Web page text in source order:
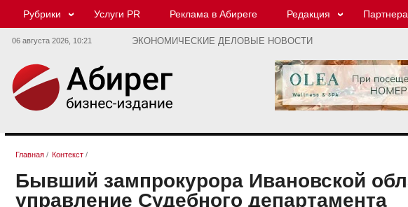
Рубрики Услуги PR Реклама в Абиреге Редакция
06 августа 2026, 10:21 ЭКОНОМИЧЕСКИЕ ДЕЛОВЫЕ НОВОСТИ
Главная / Контекст /
Бывший зампрокурора Ивановской
управление Судебного департамента